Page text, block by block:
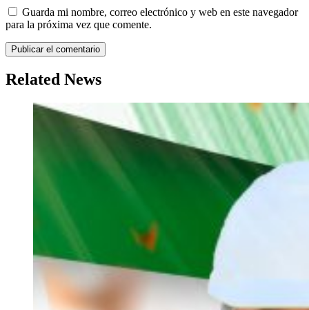
Guarda mi nombre, correo electrónico y web en este navegador
para la próxima vez que comente.
Related News